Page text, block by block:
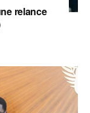
relance